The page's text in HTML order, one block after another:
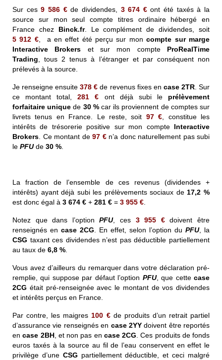
Sur ces9 586 €de dividendes, 3 674 €ont été taxés à la
source sur mon seul compte titres ordinaire hébergé en
France chez Binck.fr. Le complément de dividendes, soit
5 912 €, a en effet été perçu sur moncompte sur marge
Interactive Brokers et sur mon compte ProRealTime
Trading, tous 2 tenus à l’étranger et par conséquent non
prélevés à la source.
Je renseigne ensuite378 € de revenus fixes en case 2TR. Sur
ce montant total,281 € ont déjà subi le prélèvement
forfaitaire unique de 30 %car ils proviennent de comptes sur
livrets tenus en France. Le reste, soit 97 €, constitue les
intérêts de trésorerie positive sur mon compte Interactive
Brokers. Ce montant de 97 €n’a donc naturellement pas subi
le PFUde 30 %.
La fraction de l’ensemble de ces revenus (dividendes +
intérêts) ayant déjà subi les prélèvements sociaux de17,2 %
est donc égal à 3 674 € + 281 € = 3 955 €.
Notez que dans l’optionPFU, ces 3 955 €doivent être
renseignés en case 2CG. En effet, selon l’option du PFU, la
CSG taxant ces dividendes n’est pas déductible partiellement
au taux de 6,8 %.
Vous avez d’ailleurs du remarquer dans votre déclaration pré-
remplie, qui suppose par défaut l’option PFU, que cettecase
2CG était pré-renseignée avec le montant de vos dividendes
et intérêts perçus en France.
Par contre, les maigres100 €de produits d’un retrait partiel
d’assurance vie renseignés en case 2YYdoivent être reportés
encase 2BH, et non pas en case 2CG. Ces produits de fonds
euros taxés à la source au fil de l’eau conservent en effet le
privilège d’une CSG partiellement déductible, et ceci malgré